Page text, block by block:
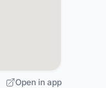
Open in app